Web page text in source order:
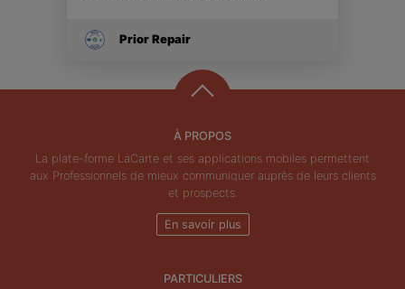
Prior Repair
À PROPOS
La plate-forme LaCarte et ses applications mobiles permettent
aux Professionnels de mieux communiquer auprès de leurs clients
et prospects.
En savoir plus
PARTICULIERS